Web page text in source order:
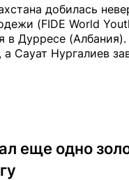
добилась
(FIDE World
в Дурресе
Сауат Нургалиев
еще одно